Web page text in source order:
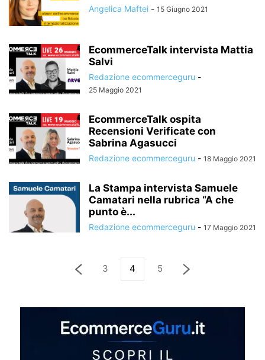
Angelica Maftei - 15 Giugno 2021
EcommerceTalk intervista Mattia
Salvi
Redazione ecommerceguru -
25 Maggio 2021
EcommerceTalk ospita
Recensioni Verificate con
Sabrina Agasucci
Redazione ecommerceguru - 18 Maggio 2021
La Stampa intervista Samuele
Camatari nella rubrica “A che
punto è...
Redazione ecommerceguru - 17 Maggio 2021
3 4 5